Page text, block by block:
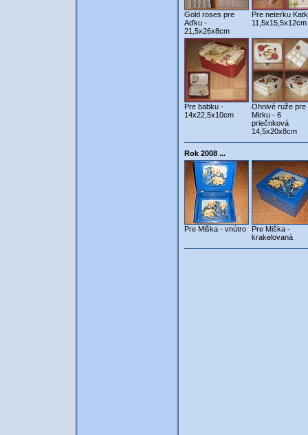
Gold roses pre
Aďku -
21,5x26x8cm
Pre neterku
11,5x15,5x12cm
Pre babku -
14x22,5x10cm
Ohnivé ruže pre
Mirku - 6
priečnková
14,5x20x8cm
Rok 2008 ...
Pre Miška - vnútro
Pre Miška -
krakelovaná